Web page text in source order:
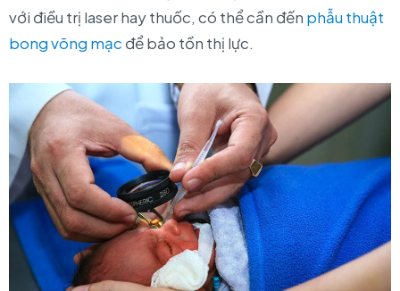
với điều trị laser hay thuốc, có thể cần đến phẫu thuật
bong võng mạc để bảo tồn thị lực.